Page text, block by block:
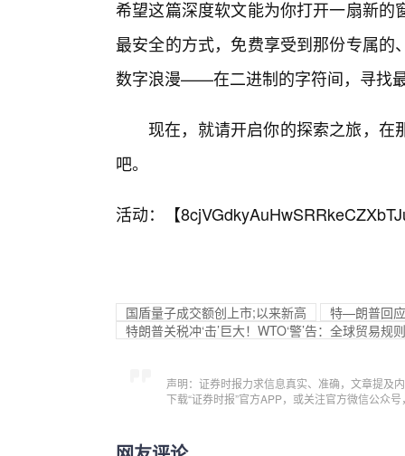
希望这篇深度软文能为你打开一扇新
最安全的方式，免费享受到那份专属
数字浪漫——在二进制的字符间，寻找
现在，就请开启你的探索之旅，在
吧。
活动：【
国盾量子成交额创上市;以来新高
特—朗普回
特朗普关税冲‘击’巨大！WTO‘警’告：全球贸易规
声明：证券时报力求信息真实、准确，文章提及
下载“证券时报”官方APP，或关注官方微信公众